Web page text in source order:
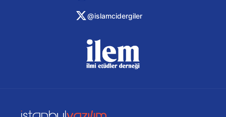
@islamcidergiler